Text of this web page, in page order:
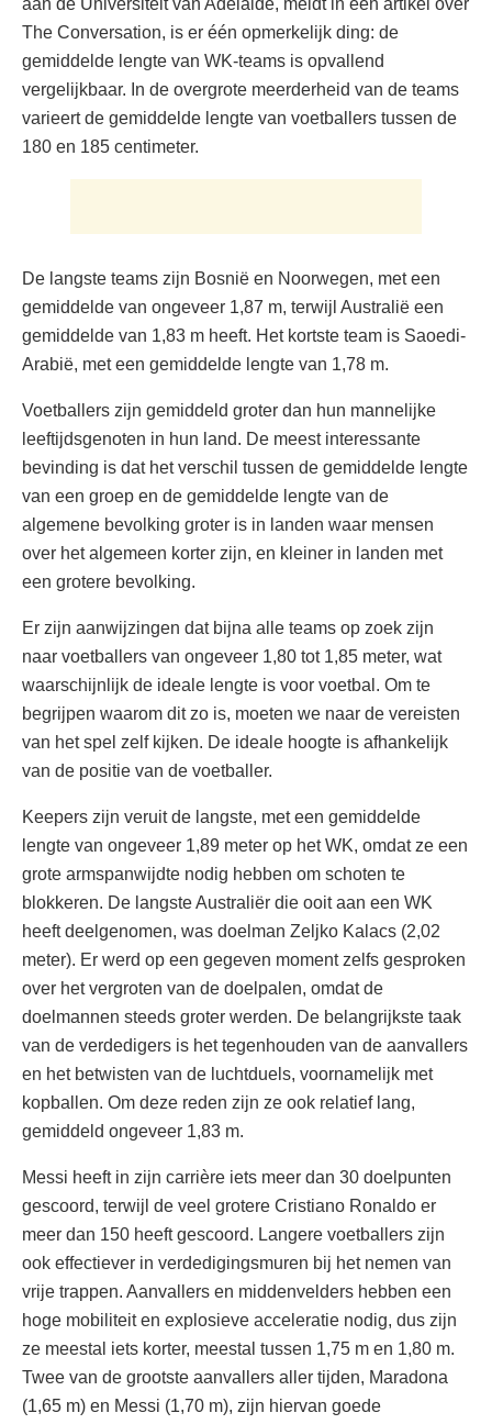
aan de Universiteit van Adelaide, meldt in een artikel over
The Conversation, is er één opmerkelijk ding: de
gemiddelde lengte van WK-teams is opvallend
vergelijkbaar. In de overgrote meerderheid van de teams
varieert de gemiddelde lengte van voetballers tussen de
180 en 185 centimeter.
De langste teams zijn Bosnië en Noorwegen, met een
gemiddelde van ongeveer 1,87 m, terwijl Australië een
gemiddelde van 1,83 m heeft. Het kortste team is Saoedi-
Arabië, met een gemiddelde lengte van 1,78 m.
Voetballers zijn gemiddeld groter dan hun mannelijke
leeftijdsgenoten in hun land. De meest interessante
bevinding is dat het verschil tussen de gemiddelde lengte
van een groep en de gemiddelde lengte van de
algemene bevolking groter is in landen waar mensen
over het algemeen korter zijn, en kleiner in landen met
een grotere bevolking.
Er zijn aanwijzingen dat bijna alle teams op zoek zijn
naar voetballers van ongeveer 1,80 tot 1,85 meter, wat
waarschijnlijk de ideale lengte is voor voetbal. Om te
begrijpen waarom dit zo is, moeten we naar de vereisten
van het spel zelf kijken. De ideale hoogte is afhankelijk
van de positie van de voetballer.
Keepers zijn veruit de langste, met een gemiddelde
lengte van ongeveer 1,89 meter op het WK, omdat ze een
grote armspanwijdte nodig hebben om schoten te
blokkeren. De langste Australiër die ooit aan een WK
heeft deelgenomen, was doelman Zeljko Kalacs (2,02
meter). Er werd op een gegeven moment zelfs gesproken
over het vergroten van de doelpalen, omdat de
doelmannen steeds groter werden. De belangrijkste taak
van de verdedigers is het tegenhouden van de aanvallers
en het betwisten van de luchtduels, voornamelijk met
kopballen. Om deze reden zijn ze ook relatief lang,
gemiddeld ongeveer 1,83 m.
Messi heeft in zijn carrière iets meer dan 30 doelpunten
gescoord, terwijl de veel grotere Cristiano Ronaldo er
meer dan 150 heeft gescoord. Langere voetballers zijn
ook effectiever in verdedigingsmuren bij het nemen van
vrije trappen. Aanvallers en middenvelders hebben een
hoge mobiliteit en explosieve acceleratie nodig, dus zijn
ze meestal iets korter, meestal tussen 1,75 m en 1,80 m.
Twee van de grootste aanvallers aller tijden, Maradona
(1,65 m) en Messi (1,70 m), zijn hiervan goede